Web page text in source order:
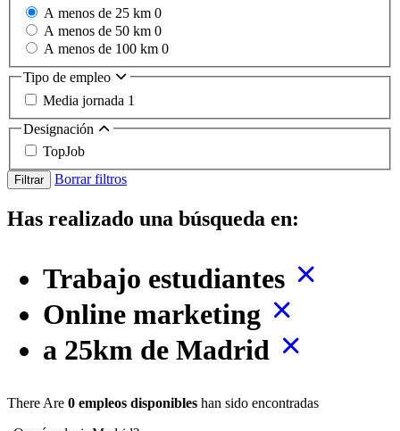
A menos de 25 km 0
A menos de 50 km 0
A menos de 100 km 0
Tipo de empleo
Media jornada 1
Designación
TopJob
Filtrar Borrar filtros
Has realizado una búsqueda en:
Trabajo estudiantes
Online marketing
a 25km de Madrid
There Are 0 empleos disponibles han sido encontradas